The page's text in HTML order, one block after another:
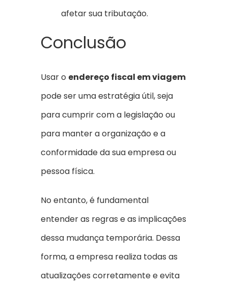
afetar sua tributação.
Conclusão
Usar o endereço fiscal em viagem
pode ser uma estratégia útil, seja
para cumprir com a legislação ou
para manter a organização e a
conformidade da sua empresa ou
pessoa física.
No entanto, é fundamental
entender as regras e as implicações
dessa mudança temporária. Dessa
forma, a empresa realiza todas as
atualizações corretamente e evita